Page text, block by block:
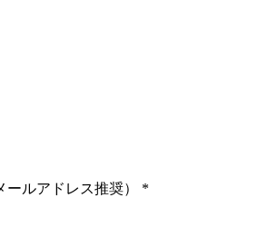
ールアドレス推奨） *